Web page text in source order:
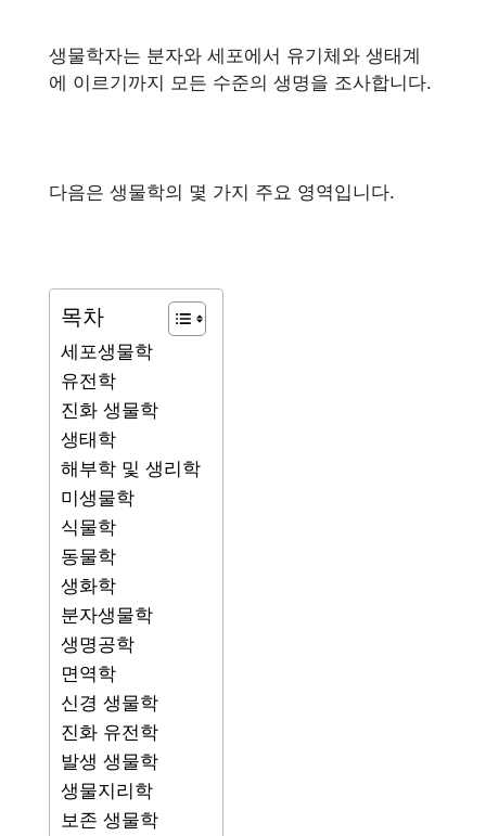
생물학자는 분자와 세포에서 유기체와 생태계
에 이르기까지 모든 수준의 생명을 조사합니다.
다음은 생물학의 몇 가지 주요 영역입니다.
목차
세포생물학
유전학
진화 생물학
생태학
해부학 및 생리학
미생물학
식물학
동물학
생화학
분자생물학
생명공학
면역학
신경 생물학
진화 유전학
발생 생물학
생물지리학
보존 생물학